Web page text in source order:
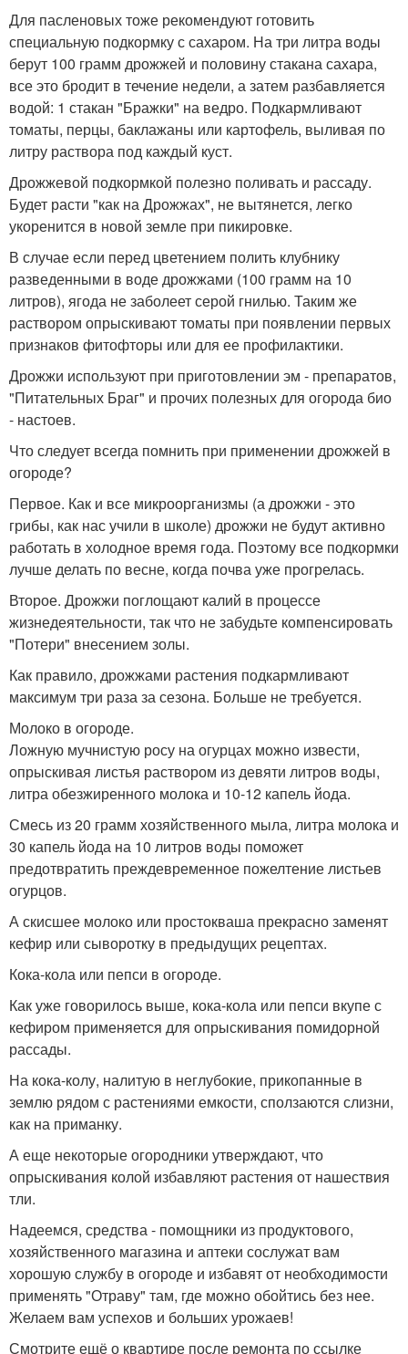
Для пасленовых тоже рекомендуют готовить
специальную подкормку с сахаром. На три литра воды
берут 100 грамм дрожжей и половину стакана сахара,
все это бродит в течение недели, а затем разбавляется
водой: 1 стакан "Бражки" на ведро. Подкармливают
томаты, перцы, баклажаны или картофель, выливая по
литру раствора под каждый куст.
Дрожжевой подкормкой полезно поливать и рассаду.
Будет расти "как на Дрожжах", не вытянется, легко
укоренится в новой земле при пикировке.
В случае если перед цветением полить клубнику
разведенными в воде дрожжами (100 грамм на 10
литров), ягода не заболеет серой гнилью. Таким же
раствором опрыскивают томаты при появлении первых
признаков фитофторы или для ее профилактики.
Дрожжи используют при приготовлении эм - препаратов,
"Питательных Браг" и прочих полезных для огорода био
- настоев.
Что следует всегда помнить при применении дрожжей в
огороде?
Первое. Как и все микроорганизмы (а дрожжи - это
грибы, как нас учили в школе) дрожжи не будут активно
работать в холодное время года. Поэтому все подкормки
лучше делать по весне, когда почва уже прогрелась.
Второе. Дрожжи поглощают калий в процессе
жизнедеятельности, так что не забудьте компенсировать
"Потери" внесением золы.
Как правило, дрожжами растения подкармливают
максимум три раза за сезона. Больше не требуется.
Молоко в огороде.
Ложную мучнистую росу на огурцах можно извести,
опрыскивая листья раствором из девяти литров воды,
литра обезжиренного молока и 10-12 капель йода.
Смесь из 20 грамм хозяйственного мыла, литра молока и
30 капель йода на 10 литров воды поможет
предотвратить преждевременное пожелтение листьев
огурцов.
А скисшее молоко или простокваша прекрасно заменят
кефир или сыворотку в предыдущих рецептах.
Кока-кола или пепси в огороде.
Как уже говорилось выше, кока-кола или пепси вкупе с
кефиром применяется для опрыскивания помидорной
рассады.
На кока-колу, налитую в неглубокие, прикопанные в
землю рядом с растениями емкости, сползаются слизни,
как на приманку.
А еще некоторые огородники утверждают, что
опрыскивания колой избавляют растения от нашествия
тли.
Надеемся, средства - помощники из продуктового,
хозяйственного магазина и аптеки сослужат вам
хорошую службу в огороде и избавят от необходимости
применять "Отраву" там, где можно обойтись без нее.
Желаем вам успехов и больших урожаев!
Смотрите ещё о квартире после ремонта по ссылке